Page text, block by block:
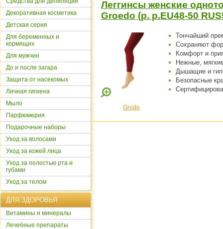
Леггинсы женские
Groedo (р. р.EU48-50
Тончайший
Сохраняют
Комфорт и
Нежные,
Дышащие и
Безопасные
Grodo
Декоративная косметика
Детская серия
Для беременных и
кормящих
Для мужчин
До и после загара
Защита от насекомых
Личная гигиена
Мыло
Парфюмерия
Подарочные наборы
Уход за волосами
Уход за кожей лица
Уход за полостью рта и
губами
Уход за телом
ДЛЯ ЗДОРОВЬЯ
Витамины и минералы
Лечебные препараты